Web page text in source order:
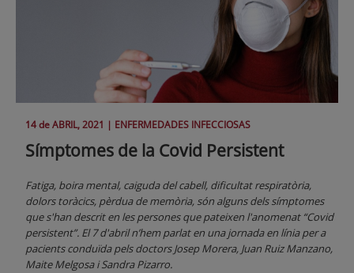
14 deABRIL, 2021 | ENFERMEDADES INFECCIOSAS
Símptomes de la Covid Persistent
Fatiga, boira mental, caiguda del cabell, dificultat respiratòria,
dolors toràcics, pèrdua de memòria, són alguns dels símptomes
que s'han descrit en les persones que pateixen l'anomenat “Covid
persistent”. El 7 d'abril n’hem parlat en una jornada en línia per a
pacients conduïda pels doctors Josep Morera, Juan Ruiz Manzano,
Maite Melgosa i Sandra Pizarro.